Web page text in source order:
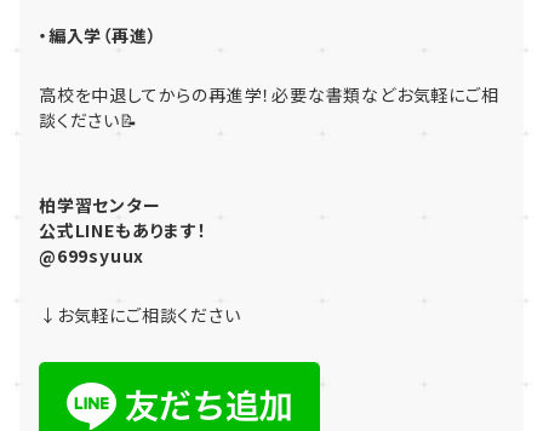
・編入学（再進）
高校を中退してからの再進学！必要な書類などお気軽にご相
談ください📝
柏学習センター
公式LINEもあります！
@699syuux
↓お気軽にご相談ください